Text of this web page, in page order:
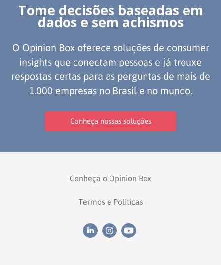
Tome decisões baseadas em
dados e sem achismos
O Opinion Box oferece soluções de consumer
insights que conectam pessoas e já trouxe
respostas certas para as perguntas de mais de
1.000 empresas no Brasil e no mundo.
Conheça nossas soluções
Conheça o Opinion Box
Termos e Políticas